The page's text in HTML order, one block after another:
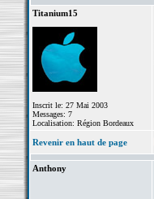
Titanium15
Inscrit le: 27 Mai 2003
Messages: 7
Localisation: Région Bordeaux
Revenir en haut de page
Anthony